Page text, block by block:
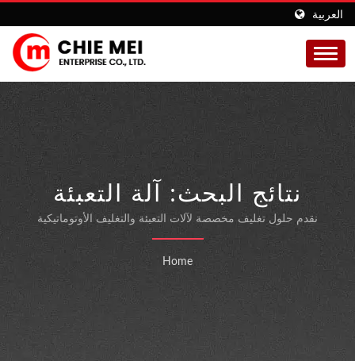
العربية
نتائج البحث: آلة التعبئة
والتغليف بالتفريغ الهوائي|
شركة تصنيع آلات التغليف
الأوتوماتيكية |CHIE MEI
نقدم حلول تغليف مخصصة لآلات التعبئة والتغليف الأوتوماتيكية
الحاصلة على شهادتي ISO 9001 و CE.
Home